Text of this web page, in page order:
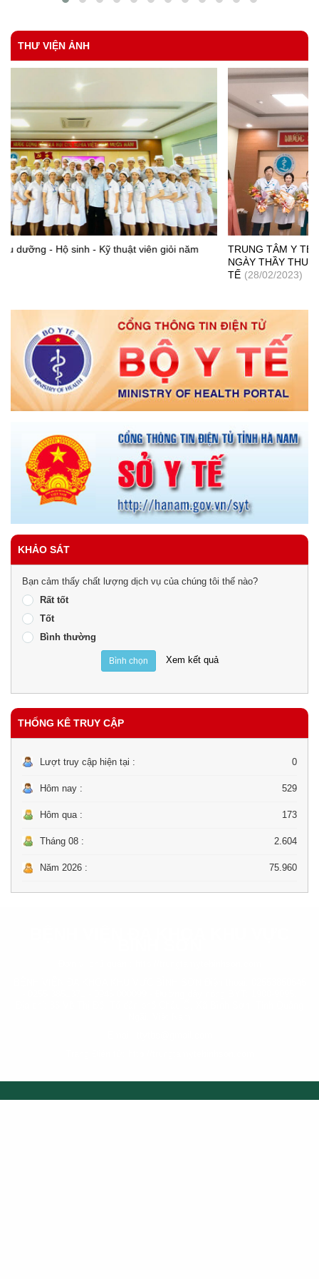
THƯ VIỆN ẢNH
TRUNG TÂM Y TẾ BÌNH SƠN TỔ CHỨC KỶ NIỆM 68 NĂM
NGÀY THẦY THUỐC VÀ TRAO THƯỞNG CHO NHÂN VIÊN Y
KHẢO SÁT
Bạn cảm thấy chất lượng dịch vụ của chúng tôi thế nào?
Rất tốt
Tốt
Bình thường
Bình chọn Xem kết quả
THỐNG KÊ TRUY CẬP
Lượt truy cập hiện tại : 0
Hôm nay : 529
Hôm qua : 173
Tháng 08 : 2.604
Năm 2026 : 75.960